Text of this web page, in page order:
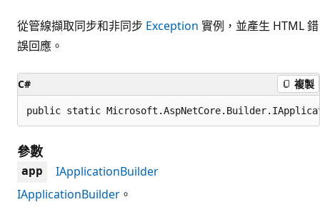
從管線擷取同步和非同步 Exception 實例，並產生 HTML 錯
誤回應。
C# 複製
public static
參數
app
IApplicationBuilder
IApplicationBuilder 。